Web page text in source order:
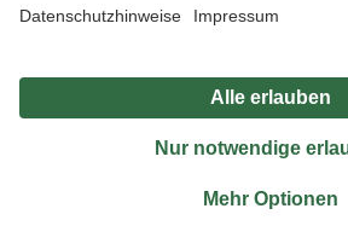
Produkte nur solange der Vorrat reicht.
*Paketversand ab 59 € versandkostenfrei, gilt nicht für
Privatsphäre Impressum
Nutzungsbedingungen
Widerrufsrecht
© 2026 toom Baumarkt GmbH